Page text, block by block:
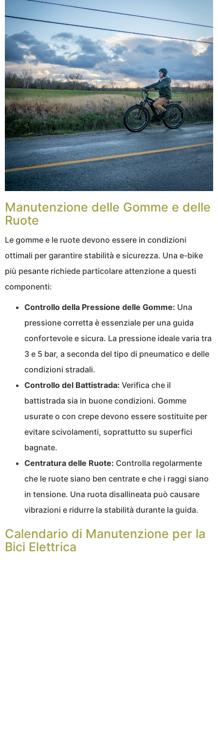
Manutenzione delle Gomme e delle
Ruote
Le gomme e le ruote devono essere in condizioni
ottimali per garantire stabilità e sicurezza. Una e-bike
più pesante richiede particolare attenzione a questi
componenti:
Controllo della Pressione delle Gomme: Una
pressione corretta è essenziale per una guida
confortevole e sicura. La pressione ideale varia tra
3 e 5 bar, a seconda del tipo di pneumatico e delle
condizioni stradali.
Controllo del Battistrada: Verifica che il
battistrada sia in buone condizioni. Gomme
usurate o con crepe devono essere sostituite per
evitare scivolamenti, soprattutto su superfici
bagnate.
Centratura delle Ruote: Controlla regolarmente
che le ruote siano ben centrate e che i raggi siano
in tensione. Una ruota disallineata può causare
vibrazioni e ridurre la stabilità durante la guida.
Calendario di Manutenzione per la
Bici Elettrica